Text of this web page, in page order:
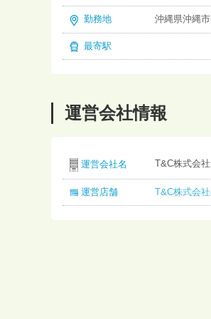
勤務地 沖縄県沖縄
最寄駅
運営会社情報
運営会社名 T&C株式会社
運営店舗 T&C株式会